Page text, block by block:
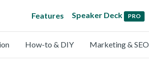
Features Speaker Deck PRO
How-to & DIY Marketing & SEO